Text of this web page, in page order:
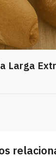
Larga